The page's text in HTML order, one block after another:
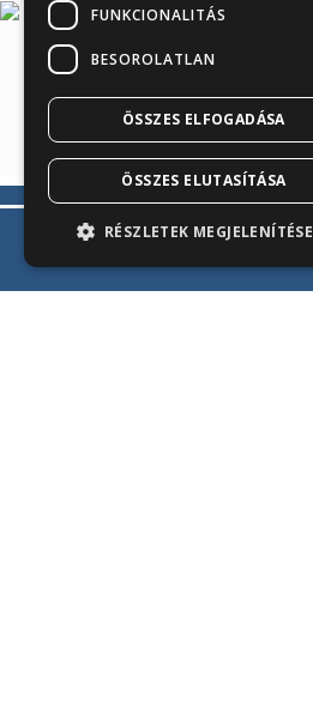
FUNKCIONALITÁS
BESOROLATLAN
ÖSSZES ELFOGADÁSA
ÖSSZES ELUTASÍTÁSA
RÉSZLETEK MEGJELENÍTÉSE